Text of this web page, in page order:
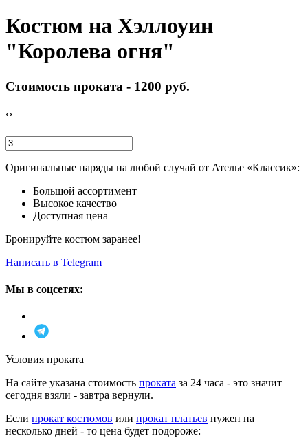
Костюм на Хэллоуин
"Королева огня"
Стоимость проката - 1200 руб.
‹›
Оригинальные наряды на любой случай от Ателье «Классик»:
Большой ассортимент
Высокое качество
Доступная цена
Бронируйте костюм заранее!
Написать в Telegram
Мы в соцсетях:
Условия проката
На сайте указана стоимость проката за 24 часа - это значит
сегодня взяли - завтра вернули.
Если прокат костюмов или прокат платьев нужен на
несколько дней - то цена будет подороже: